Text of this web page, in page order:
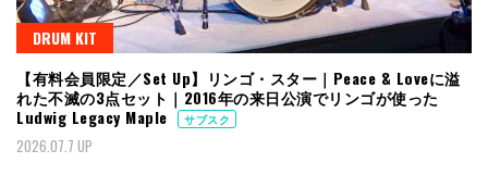
DRUM KIT
【有料会員限定／Set Up】リンゴ・スター｜Peace & Loveに溢
れた不滅の3点セット｜2016年の来日公演でリンゴが使った
Ludwig Legacy Maple
サブスク
2026.07.7 UP